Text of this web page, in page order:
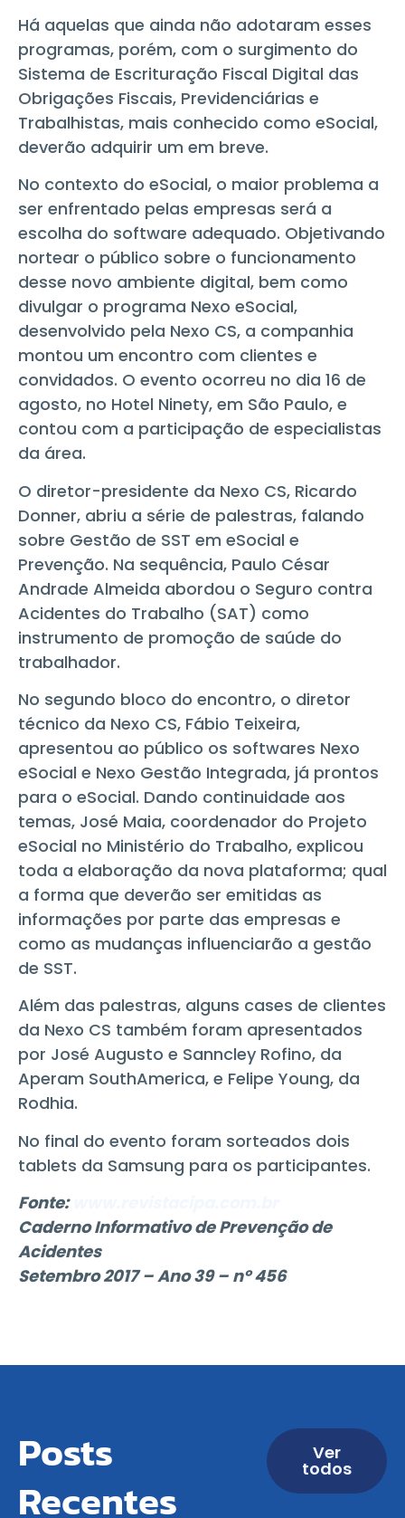
Há aquelas que ainda não adotaram esses
programas, porém, com o surgimento do
Sistema de Escrituração Fiscal Digital das
Obrigações Fiscais, Previdenciárias e
Trabalhistas, mais conhecido como eSocial,
deverão adquirir um em breve.
No contexto do eSocial, o maior problema a
ser enfrentado pelas empresas será a
escolha do software adequado. Objetivando
nortear o público sobre o funcionamento
desse novo ambiente digital, bem como
divulgar o programa Nexo eSocial,
desenvolvido pela Nexo CS, a companhia
montou um encontro com clientes e
convidados. O evento ocorreu no dia 16 de
agosto, no Hotel Ninety, em São Paulo, e
contou com a participação de especialistas
da área.
O diretor-presidente da Nexo CS, Ricardo
Donner, abriu a série de palestras, falando
sobre Gestão de SST em eSocial e
Prevenção. Na sequência, Paulo César
Andrade Almeida abordou o Seguro contra
Acidentes do Trabalho (SAT) como
instrumento de promoção de saúde do
trabalhador.
No segundo bloco do encontro, o diretor
técnico da Nexo CS, Fábio Teixeira,
apresentou ao público os softwares Nexo
eSocial e Nexo Gestão Integrada, já prontos
para o eSocial. Dando continuidade aos
temas, José Maia, coordenador do Projeto
eSocial no Ministério do Trabalho, explicou
toda a elaboração da nova plataforma; qual
a forma que deverão ser emitidas as
informações por parte das empresas e
como as mudanças influenciarão a gestão
de SST.
Além das palestras, alguns cases de clientes
da Nexo CS também foram apresentados
por José Augusto e Sanncley Rofino, da
Aperam SouthAmerica, e Felipe Young, da
Rodhia.
No final do evento foram sorteados dois
tablets da Samsung para os participantes.
Fonte:
Caderno Informativo de Prevenção de
Acidentes
Setembro 2017 – Ano 39 – nº 456
Posts
Recentes
Ver
todos